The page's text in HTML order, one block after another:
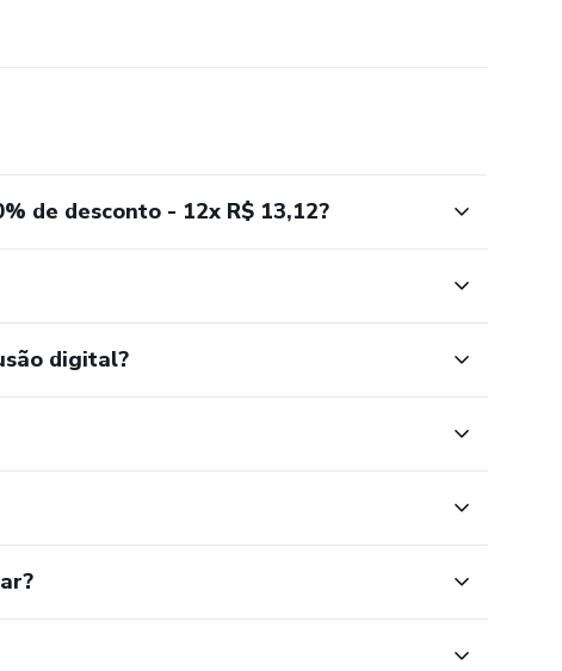
de desconto - 12x R$ 13,12?
digital?